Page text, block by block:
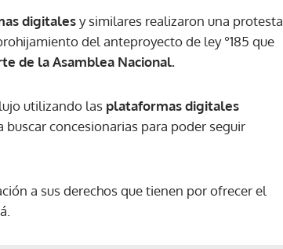
digitalesy similares realizaron una protesta
del anteproyecto de ley °185 que
de la Asamblea Nacional.
utilizando las plataformas digitales
buscar concesionarias para poder seguir
a sus derechos que tienen por ofrecer el